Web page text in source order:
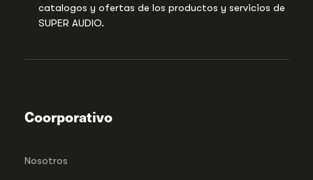
catalogos y ofertas de los productos y servicios de
SUPER AUDIO.
Coorporativo
Nosotros